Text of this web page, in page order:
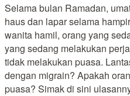
Selama bulan Ramadan,
haus dan lapar selama
wanita hamil, orang yang
yang sedang melakukan
tidak melakukan puasa.
dengan migrain? Apakah
puasa? Simak di sini